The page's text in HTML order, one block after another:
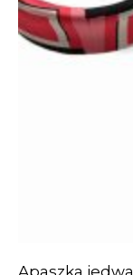
Apaszka